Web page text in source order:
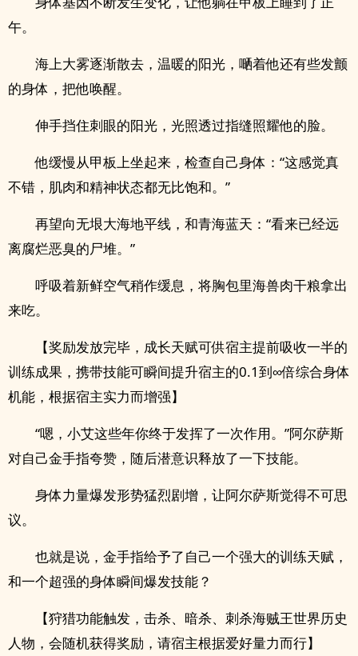
午。
海上大雾逐渐散去，温暖的阳光，嗮着他还有些发颤
的身体，把他唤醒。
伸手挡住刺眼的阳光，光照透过指缝照耀他的脸。
他缓慢从甲板上坐起来，检查自己身体：“这感觉真
不错，肌肉和精神状态都无比饱和。”
再望向无垠大海地平线，和青海蓝天：“看来已经远
离腐烂恶臭的尸堆。”
呼吸着新鲜空气稍作缓息，将胸包里海兽肉干粮拿出
来吃。
【奖励发放完毕，成长天赋可供宿主提前吸收一半的
训练成果，携带技能可瞬间提升宿主的0.1到∞倍综合身体
机能，根据宿主实力而增强】
“嗯，小艾这些年你终于发挥了一次作用。”阿尔萨斯
对自己金手指夸赞，随后潜意识释放了一下技能。
身体力量爆发形势猛烈剧增，让阿尔萨斯觉得不可思
议。
也就是说，金手指给予了自己一个强大的训练天赋，
和一个超强的身体瞬间爆发技能？
【狩猎功能触发，击杀、暗杀、刺杀海贼王世界历史
人物，会随机获得奖励，请宿主根据爱好量力而行】